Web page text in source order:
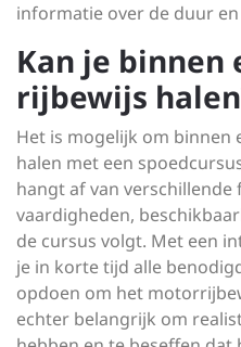
informatie over de duur
Kan je binnen
rijbewijs
Het is mogelijk om binnen
halen met een
hangt af van verschillende
vaardigheden,
de cursus volgt. Met een
je in korte tijd alle
opdoen om het
echter belangrijk om